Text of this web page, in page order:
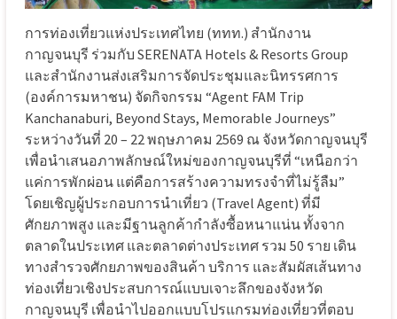
การท่องเที่ยวแห่งประเทศไทย (ททท.) สำนักงาน
กาญจนบุรี ร่วมกับ SERENATA Hotels & Resorts Group
และสำนักงานส่งเสริมการจัดประชุมและนิทรรศการ
(องค์การมหาชน) จัดกิจกรรม “Agent FAM Trip
Kanchanaburi, Beyond Stays, Memorable Journeys”
ระหว่างวันที่ 20 – 22 พฤษภาคม 2569 ณ จังหวัดกาญจนบุรี
เพื่อนำเสนอภาพลักษณ์ใหม่ของกาญจนบุรีที่ “เหนือกว่า
แค่การพักผ่อน แต่คือการสร้างความทรงจำที่ไม่รู้ลืม”
โดยเชิญผู้ประกอบการนำเที่ยว (Travel Agent) ที่มี
ศักยภาพสูง และมีฐานลูกค้ากำลังซื้อหนาแน่น ทั้งจาก
ตลาดในประเทศ และตลาดต่างประเทศ รวม 50 ราย เดิน
ทางสำรวจศักยภาพของสินค้า บริการ และสัมผัสเส้นทาง
ท่องเที่ยวเชิงประสบการณ์แบบเจาะลึกของจังหวัด
กาญจนบุรี เพื่อนำไปออกแบบโปรแกรมท่องเที่ยวที่ตอบ